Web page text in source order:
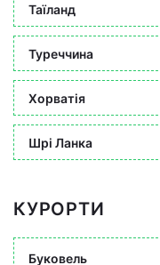
Таїланд
Туреччина
Хорватія
Шрі Ланка
КУРОРТИ
Буковель